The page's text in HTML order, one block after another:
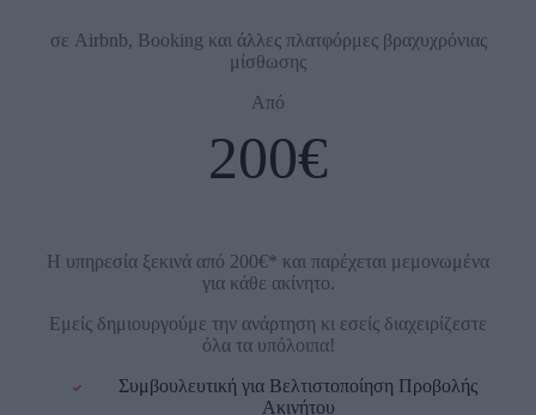
σε Airbnb, Booking και άλλες πλατφόρμες βραχυχρόνιας
μίσθωσης
Από
200€
Η υπηρεσία ξεκινά από 200€* και παρέχεται μεμονωμένα
για κάθε ακίνητο.
Εμείς δημιουργούμε την ανάρτηση κι εσείς διαχειρίζεστε
όλα τα υπόλοιπα!
Συμβουλευτική για Βελτιστοποίηση Προβολής
Ακινήτου